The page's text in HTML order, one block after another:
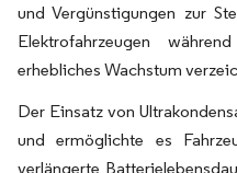
und Vergünstigungen zur
Elektrofahrzeugen
erhebliches Wachstum
Der Einsatz von
und ermöglichte es
verlängerte